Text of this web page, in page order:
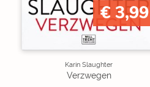
€ 3,99
Karin Slaughter
Verzwegen